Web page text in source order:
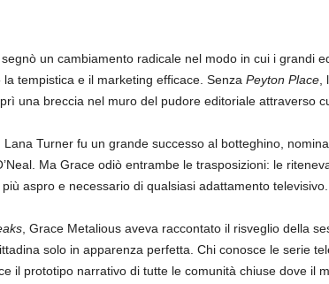
un cambiamento radicale nel modo in cui i grandi
tempistica e il marketing efficace. Senza Peyton Place,
una breccia nel muro del pudore editoriale attraverso
Turner fu un grande successo al botteghino,
Ma Grace odiò entrambe le trasposizioni: le
aspro e necessario di qualsiasi adattamento televisivo.
, Grace Metalious aveva raccontato il risveglio della
solo in apparenza perfetta. Chi conosce le serie
il prototipo narrativo di tutte le comunità chiuse dove il